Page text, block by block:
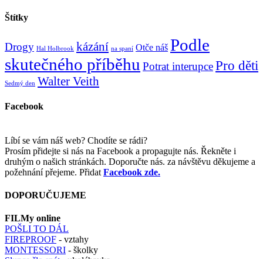
Štítky
Drogy Hal Holbrook kázání na spaní Otče náš Podle
skutečného příběhu Potrat interupcePro děti
Sedmý den Walter Veith
Facebook
Líbí se vám náš web? Chodíte se rádi?
Prosím přidejte si nás na Facebook a propagujte nás. Řekněte i
druhým o našich stránkách. Doporučte nás. za návštěvu děkujeme a
požehnání přejeme. Přidat Facebook zde.
DOPORUČUJEME
FILMy online
POŠLI TO DÁL
FIREPROOF - vztahy
MONTESSORI - školky